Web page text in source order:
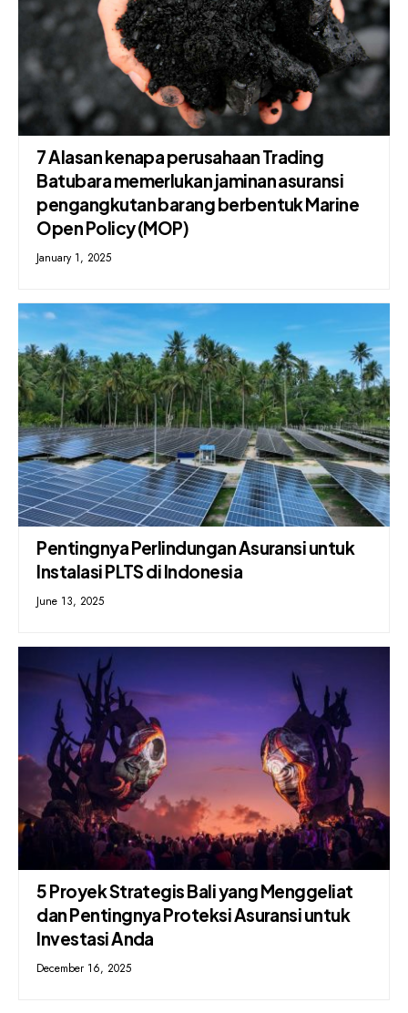
7 Alasan kenapa perusahaan Trading
Batubara memerlukan jaminan asuransi
pengangkutan barang berbentuk Marine
Open Policy (MOP)
January 1, 2025
Pentingnya Perlindungan Asuransi untuk
Instalasi PLTS di Indonesia
June 13, 2025
5 Proyek Strategis Bali yang Menggeliat
dan Pentingnya Proteksi Asuransi untuk
Investasi Anda
December 16, 2025